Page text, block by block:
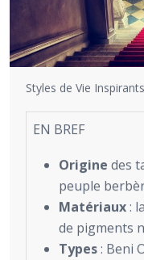
Styles de Vie Inspirants
EN BREF
Origine des
peuple
Matériaux:
de pigments
Types: Beni